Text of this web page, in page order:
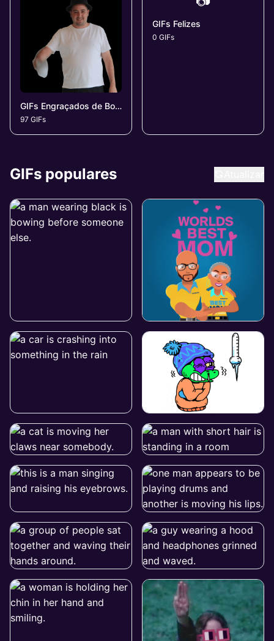
GIFs Engraçados de Bom Dia
97 GIFs
GIFs Felizes
0 GIFs
GIFs populares